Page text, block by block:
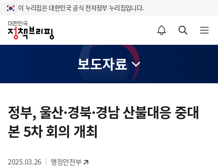
이 누리집은 대한민국 공식 전자정부 누리집입니다.
홈
알림설정 바로가기 검색 바로가기 메뉴 열기
보도자료
텐
츠
영
정부, 울산·경북·경남 산불대응 중대
본 5차 회의 개최
2025.03.26 행정안전부